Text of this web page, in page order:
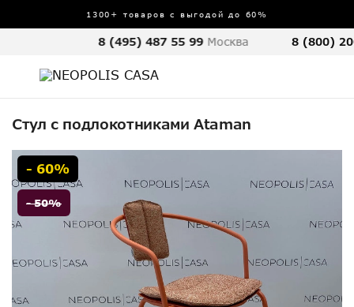
1300+ товаров с выгодой до 60%
8 (495) 487 55 99 Москва 8 (800)
Стул с подлокотниками Ataman
- 60%
- 50%